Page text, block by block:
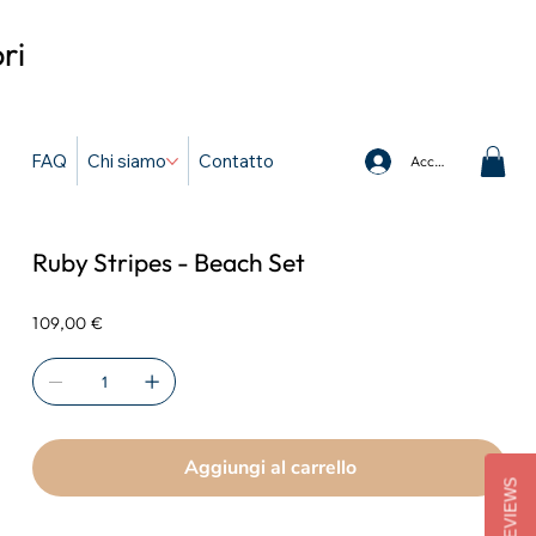
Accedi
FAQ Chi siamo Contatto
Ruby Stripes - Beach Set
109,00 €
Aggiungi al carrello
REVIEWS